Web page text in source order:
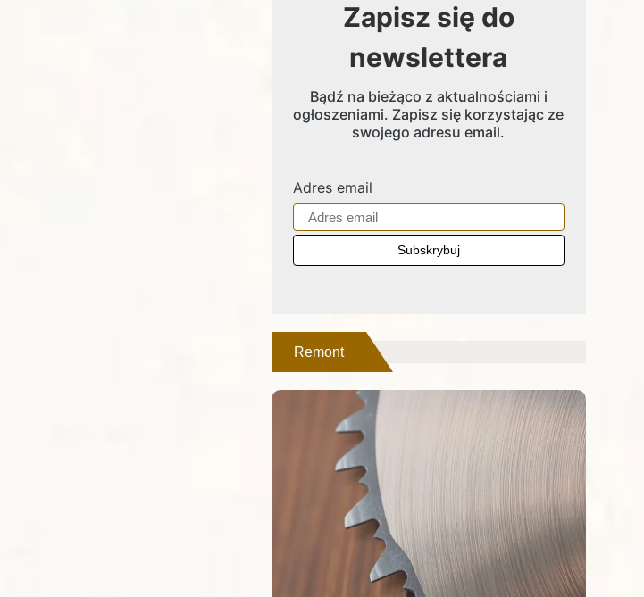
Zapisz się do
newslettera
Bądź na bieżąco z aktualnościami i
ogłoszeniami. Zapisz się korzystając ze
swojego adresu email.
Adres email
Remont